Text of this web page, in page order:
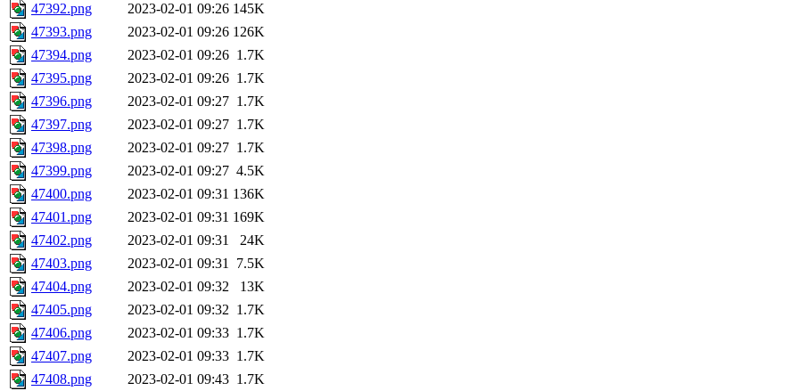
47392.png
2023-02-01 09:26 145K
47393.png
2023-02-01 09:26 126K
47394.png
2023-02-01 09:26 1.7K
47395.png
2023-02-01 09:26 1.7K
47396.png
2023-02-01 09:27 1.7K
47397.png
2023-02-01 09:27 1.7K
47398.png
2023-02-01 09:27 1.7K
47399.png
2023-02-01 09:27 4.5K
47400.png
2023-02-01 09:31 136K
47401.png
2023-02-01 09:31 169K
47402.png
2023-02-01 09:31
24K
47403.png
2023-02-01 09:31 7.5K
47404.png
2023-02-01 09:32
13K
47405.png
2023-02-01 09:32 1.7K
47406.png
2023-02-01 09:33 1.7K
47407.png
2023-02-01 09:33 1.7K
47408.png
2023-02-01 09:43 1.7K